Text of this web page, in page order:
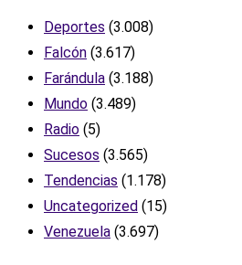
Deportes (3.008)
Falcón (3.617)
Farándula (3.188)
Mundo (3.489)
Radio (5)
Sucesos (3.565)
Tendencias (1.178)
Uncategorized (15)
Venezuela (3.697)